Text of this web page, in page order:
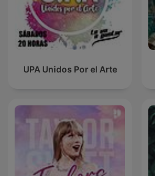
UPA Unidos Por el Arte